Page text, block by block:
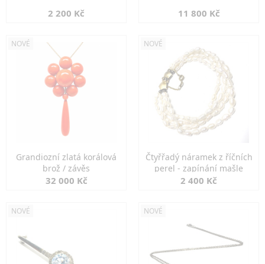
2 200 Kč 11 800 Kč
NOVÉ
Grandiozní zlatá korálová
brož / závěs
32 000 Kč
NOVÉ
Čtyřřadý náramek z říčních
perel - zapínání mašle
2 400 Kč
NOVÉ NOVÉ